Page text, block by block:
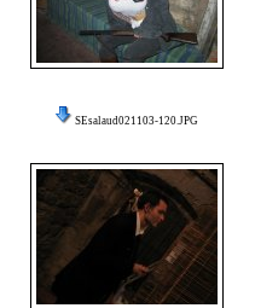
SEsalaud021103-120.JPG